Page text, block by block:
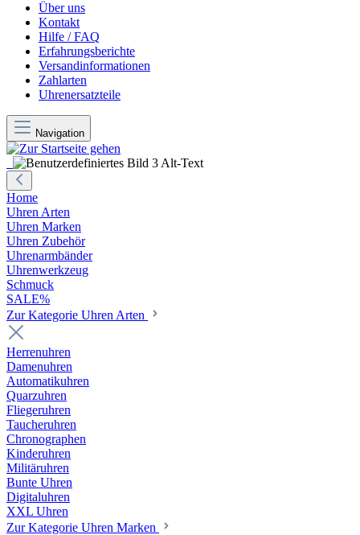
Über uns
Kontakt
Hilfe / FAQ
Erfahrungsberichte
Versandinformationen
Zahlarten
Uhrenersatzteile
Navigation
Home
Uhren Arten
Uhren Marken
Uhren Zubehör
Uhrenarmbänder
Uhrenwerkzeug
Schmuck
SALE%
Zur Kategorie Uhren Arten
Herrenuhren
Damenuhren
Automatikuhren
Quarzuhren
Fliegeruhren
Taucheruhren
Chronographen
Kinderuhren
Militäruhren
Bunte Uhren
Digitaluhren
XXL Uhren
Zur Kategorie Uhren Marken